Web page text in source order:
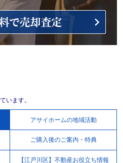
います。
アサイホームの地域活動
ご購入後のご案内・特典
【江戸川区】不動産お役立ち情報